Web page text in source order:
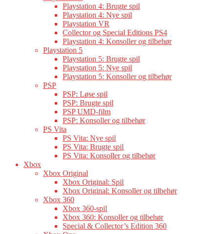
Playstation 4: Brugte spil
Playstation 4: Nye spil
Playstation VR
Collector og Special Editions PS4
Playstation 4: Konsoller og tilbehør
Playstation 5
Playstation 5: Brugte spil
Playstation 5: Nye spil
Playstation 5: Konsoller og tilbehør
PSP
PSP: Løse spil
PSP: Brugte spil
PSP UMD-film
PSP: Konsoller og tilbehør
PS Vita
PS Vita: Nye spil
PS Vita: Brugte spil
PS Vita: Konsoller og tilbehør
Xbox
Xbox Original
Xbox Original: Spil
Xbox Original: Konsoller og tilbehør
Xbox 360
Xbox 360-spil
Xbox 360: Konsoller og tilbehør
Special & Collector’s Edition 360